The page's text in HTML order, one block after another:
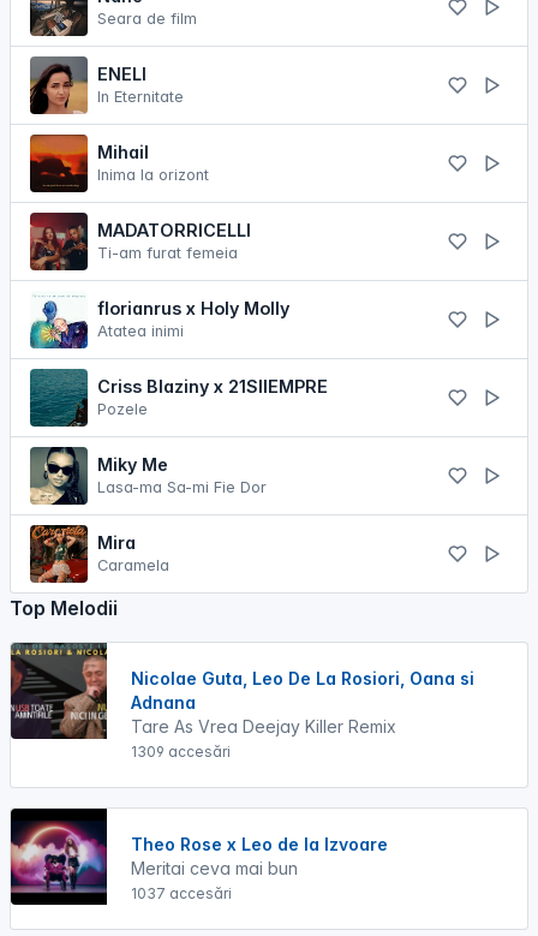
Seara de film
ENELI
In Eternitate
Mihail
Inima la orizont
MADATORRICELLI
Ti-am furat femeia
florianrus x Holy Molly
Atatea inimi
Criss Blaziny x 21SIIEMPRE
Pozele
Miky Me
Lasa-ma Sa-mi Fie Dor
Mira
Caramela
Top Melodii
Nicolae Guta, Leo De La Rosiori, Oana si
Adnana
Tare As Vrea Deejay Killer Remix
1309 accesări
Theo Rose x Leo de la Izvoare
Meritai ceva mai bun
1037 accesări